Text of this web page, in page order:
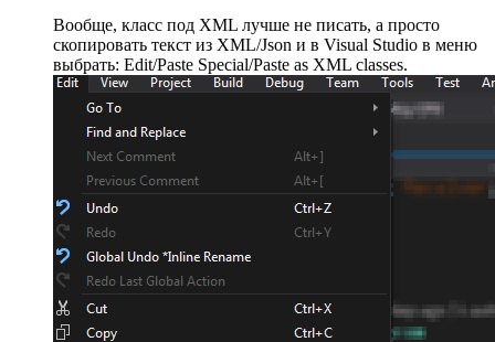
Вообще, класс под XML лучше не писать, а просто
скопировать текст из XML/Json и в Visual Studio в меню
выбрать: Edit/Paste Special/Paste as XML classes.